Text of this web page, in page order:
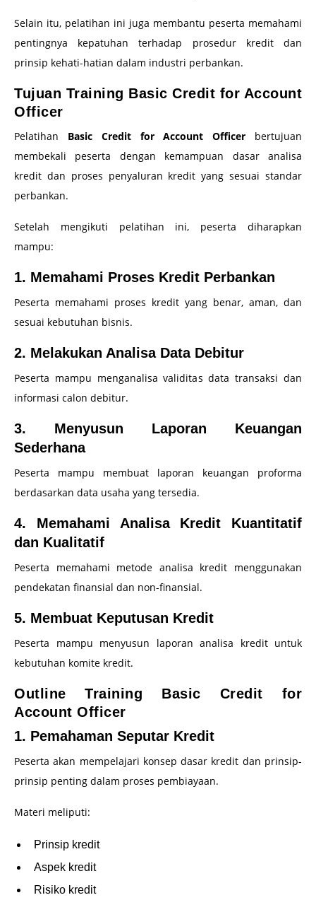
Selain itu, pelatihan ini juga membantu peserta memahami
pentingnya kepatuhan terhadap prosedur kredit dan
prinsip kehati-hatian dalam industri perbankan.
Tujuan Training Basic Credit for Account
Officer
Pelatihan Basic Credit for Account Officer bertujuan
membekali peserta dengan kemampuan dasar analisa
kredit dan proses penyaluran kredit yang sesuai standar
perbankan.
Setelah mengikuti pelatihan ini, peserta diharapkan
mampu:
1. Memahami Proses Kredit Perbankan
Peserta memahami proses kredit yang benar, aman, dan
sesuai kebutuhan bisnis.
2. Melakukan Analisa Data Debitur
Peserta mampu menganalisa validitas data transaksi dan
informasi calon debitur.
3. Menyusun Laporan Keuangan
Sederhana
Peserta mampu membuat laporan keuangan proforma
berdasarkan data usaha yang tersedia.
4. Memahami Analisa Kredit Kuantitatif
dan Kualitatif
Peserta memahami metode analisa kredit menggunakan
pendekatan finansial dan non-finansial.
5. Membuat Keputusan Kredit
Peserta mampu menyusun laporan analisa kredit untuk
kebutuhan komite kredit.
Outline Training Basic Credit for
Account Officer
1. Pemahaman Seputar Kredit
Peserta akan mempelajari konsep dasar kredit dan prinsip-
prinsip penting dalam proses pembiayaan.
Materi meliputi:
Prinsip kredit
Aspek kredit
Risiko kredit